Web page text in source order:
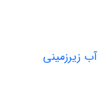
زیرزمینی